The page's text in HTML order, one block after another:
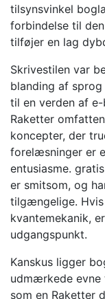
tilsynsvinkel
forbindelse til
tilføjer en lag
Skrivestilen var
blanding af
til en verden af
Raketter
koncepter, der
forelæsninger er
entusiasme.
er smitsom, og
tilgængelige.
kvantemekanik,
udgangspunkt.
Kanskus ligger
udmærkede evne
som en Raketter